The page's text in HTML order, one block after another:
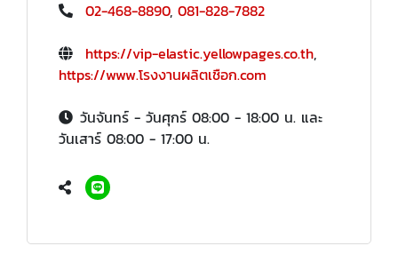
02-468-8890, 081-828-7882
https://vip-elastic.yellowpages.co.th,
https://www.โรงงานผลิตเชือก.com
วันจันทร์ - วันศุกร์ 08:00 - 18:00 น. และ
วันเสาร์ 08:00 - 17:00 น.